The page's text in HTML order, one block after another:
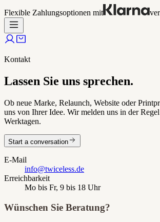
Flexible Zahlungsoptionen mit
Kontakt
Lassen Sie uns sprechen.
Ob neue Marke, Relaunch, Website oder
uns von Ihrer Idee. Wir melden uns in der
Werktagen.
Start a conversation
E-Mail
info@twiceless.de
Erreichbarkeit
Mo bis Fr, 9 bis 18 Uhr
Wünschen Sie Beratung?